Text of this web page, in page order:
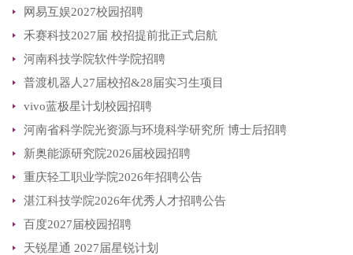
网易互娱2027校园招聘
禾赛科技2027届 校招提前批正式启航
河南科技学院软件学院招聘
普渡机器人27届校招&28届实习生项目
vivo蓝极星计划校园招聘
河南省科学院光资源与环境科学研究所 博士后招聘
新奥能源研究院2026届校园招聘
重庆轻工职业学院2026年招聘公告
湛江科技学院2026年优秀人才招聘公告
百度2027届校园招聘
天锐星通 2027届星锐计划